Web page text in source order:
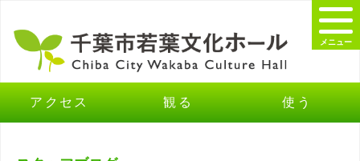
アクセス 観る 使う
メニュー